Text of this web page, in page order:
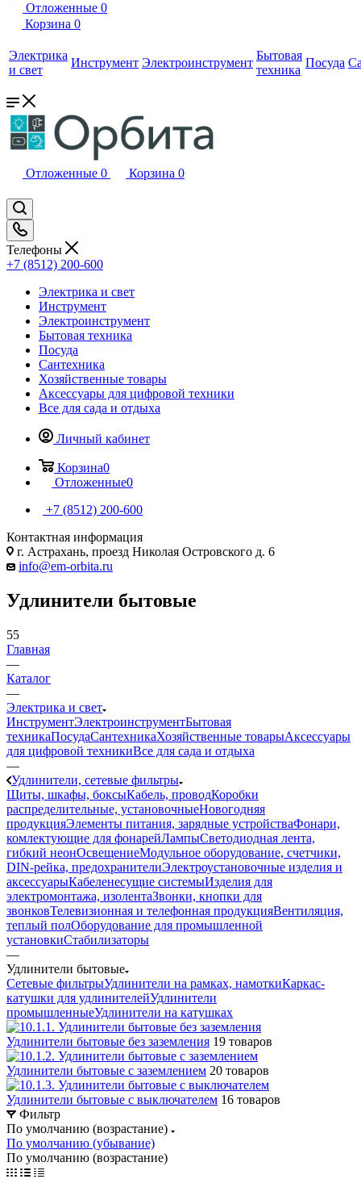
Отложенные 0
Корзина 0
Электрика
и свет
Инструмент Электроинструмент
Бытовая
техника
Посуда
Отложенные 0 Корзина 0
Телефоны
+7 (8512) 200-600
Электрика и свет
Инструмент
Электроинструмент
Бытовая техника
Посуда
Сантехника
Хозяйственные товары
Аксессуары для цифровой техники
Все для сада и отдыха
Личный кабинет
Корзина0
Отложенные0
+7 (8512) 200-600
Контактная информация
г. Астрахань, проезд Николая Островского д. 6
info@em-orbita.ru
Удлинители бытовые
55
Главная
—
Каталог
—
Электрика и свет
ИнструментЭлектроинструментБытовая
техникаПосудаСантехникаХозяйственные товарыАксессуары
для цифровой техникиВсе для сада и отдыха
—
Удлинители, сетевые фильтры
Щиты, шкафы, боксыКабель, проводКоробки
распределительные, установочныеНовогодняя
продукцияЭлементы питания, зарядные устройстваФонари,
комлектующие для фонарейЛампыСветодиодная лента,
гибкий неонОсвещениеМодульное оборудование, счетчики,
DIN-рейка, предохранителиЭлектроустановочные изделия и
аксессуарыКабеленесущие системыИзделия для
электромонтажа, изолентаЗвонки, кнопки для
звонковТелевизионная и телефонная продукцияВентиляция,
теплый полОборудование для промышленной
установкиСтабилизаторы
—
Удлинители бытовые
Сетевые фильтрыУдлинители на рамках, намоткиКаркас-
катушки для удлинителейУдлинители
промышленныеУдлинители на катушках
Удлинители бытовые без заземления 19 товаров
Удлинители бытовые с заземлением 20 товаров
Удлинители бытовые с выключателем 16 товаров
Фильтр
По умолчанию (возрастание)
По умолчанию (убывание)
По умолчанию (возрастание)